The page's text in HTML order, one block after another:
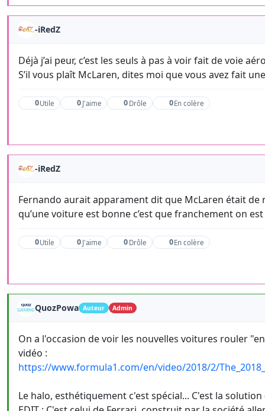
-iRedZ
Déjà j’ai peur, c’est les seuls à pas à voir fait de voie
S’il vous plaît McLaren, dites moi que vous avez fait
0Utile 0 J'aime 0 Drôle 0En colère
-iRedZ
Fernando aurait apparament dit que McLaren était
qu’une voiture est bonne c’est que franchement on
0Utile 0 J'aime 0 Drôle 0En colère
QuozPowa Auteur Admin
On a l'occasion de voir les nouvelles voitures rouler
vidéo :
https://www.formula1.com/en/video/2018/2/
Le halo, esthétiquement c'est spécial... C'est la